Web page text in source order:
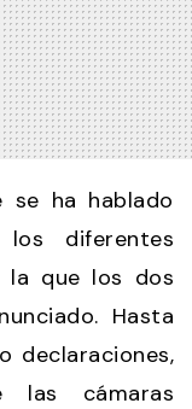
ha hablado
diferentes
la que los dos
Hasta
declaraciones,
las cámaras